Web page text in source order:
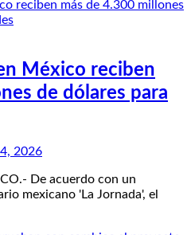
México reciben
de dólares para
2026
De acuerdo con un
mexicano 'La Jornada', el